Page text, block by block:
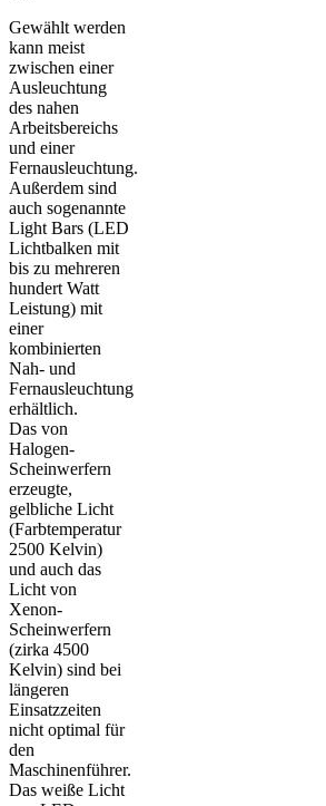
Gewählt werden
kann meist
zwischen einer
Ausleuchtung
des nahen
Arbeitsbereichs
und einer
Fernausleuchtung.
Außerdem sind
auch sogenannte
Light Bars (LED
Lichtbalken mit
bis zu mehreren
hundert Watt
Leistung) mit
einer
kombinierten
Nah- und
Fernausleuchtung
erhältlich.
Das von
Halogen-
Scheinwerfern
erzeugte,
gelbliche Licht
(Farbtemperatur
2500 Kelvin)
und auch das
Licht von
Xenon-
Scheinwerfern
(zirka 4500
Kelvin) sind bei
längeren
Einsatzzeiten
nicht optimal für
den
Maschinenführer.
Das weiße Licht